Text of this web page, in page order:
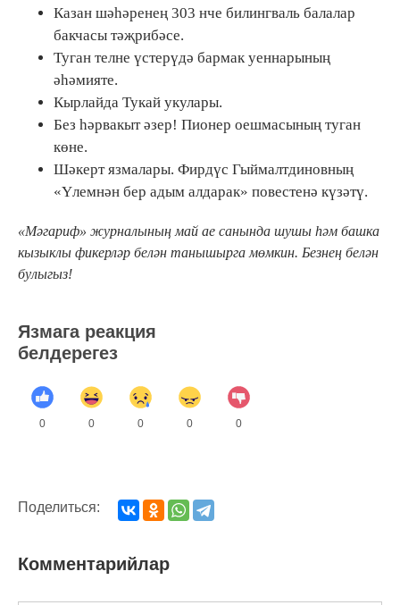
Казан шәһәренең 303 нче билингваль балалар
бакчасы тәҗрибәсе.
Туган телне үстерүдә бармак уеннарының
әһәмияте.
Кырлайда Тукай укулары.
Без һәрвакыт әзер! Пионер оешмасының туган
көне.
Шәкерт язмалары. Фирдүс Гыймалтдиновның
«Үлемнән бер адым алдарак» повестенә күзәтү.
«Мәгариф» журналының май ае санында шушы һәм башка
кызыклы фикерләр белән танышырга мөмкин. Безнең белән
булыгыз!
Язмага реакция
белдерегез
0 0 0 0 0
Поделиться:
Комментарийлар